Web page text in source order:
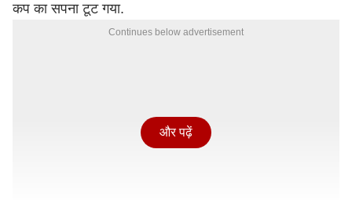
कप का सपना टूट गया.
Continues below advertisement
और पढ़ें